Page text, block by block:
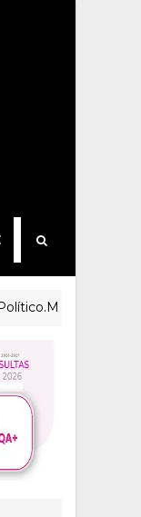
no 1126